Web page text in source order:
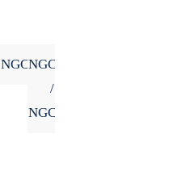
NGC3521
NGC4535
/
NGC4526